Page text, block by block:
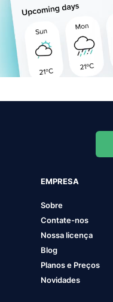
EMPRESA
Sobre
Contate-nos
Nossa licença
Blog
Planos e Preços
Novidades